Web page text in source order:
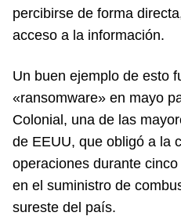
percibirse de forma
acceso a la información.
Un buen ejemplo de esto
«ransomware» en mayo
Colonial, una de las
de EEUU, que obligó a la
operaciones durante
en el suministro de
sureste del país.